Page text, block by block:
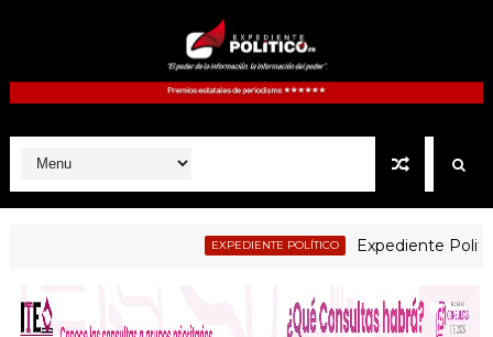
EXPEDIENTE POLÍTICO Expediente Politico.Mx